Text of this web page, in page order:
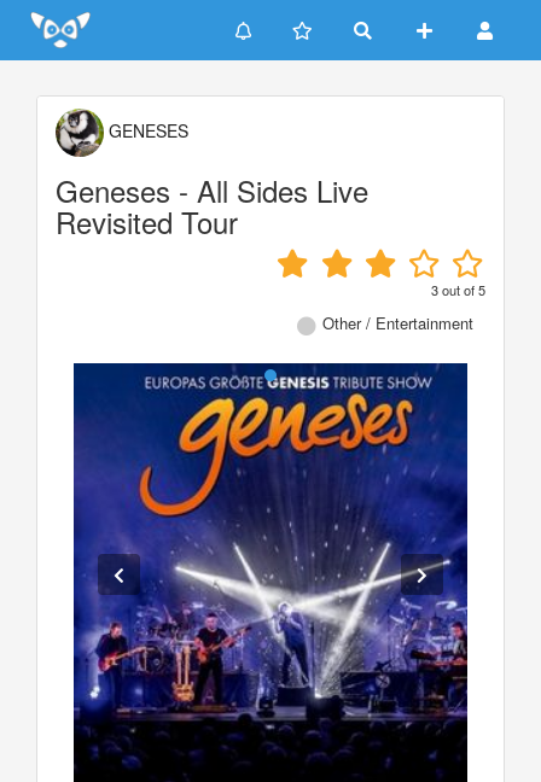
Update cookies preferences
GENESES
Geneses - All Sides Live
Revisited Tour
3out of5
Other / Entertainment